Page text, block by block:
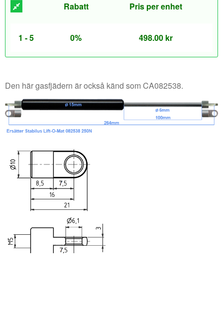
Rabatt Pris per enhet
1 - 5 0% 498.00 kr
Den här gasfjädern är också känd som CA082538.